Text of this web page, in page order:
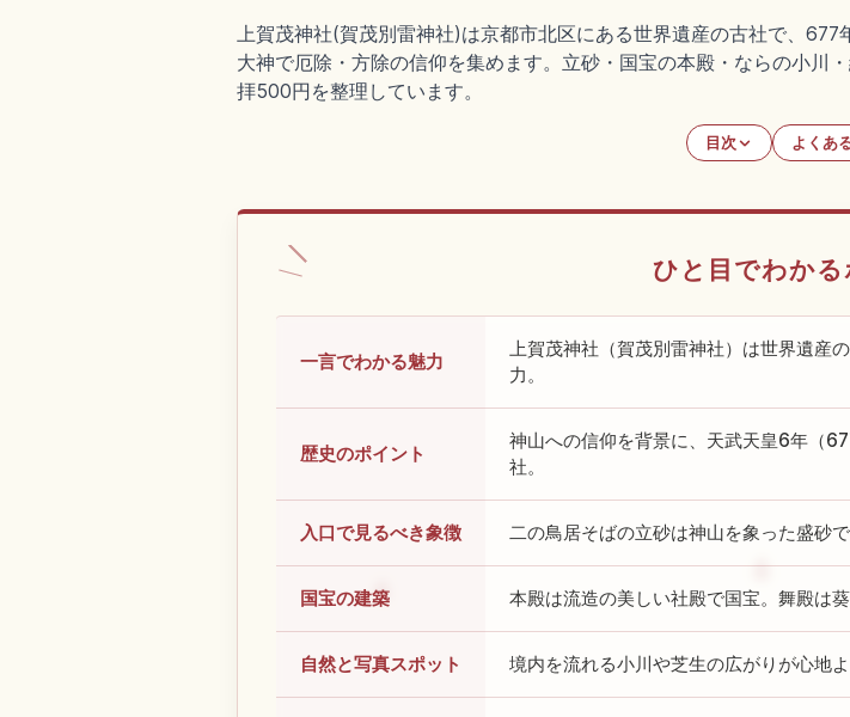
上賀茂神社(賀茂別雷神社)は京都市北区にある世界遺産の古社で、
大神で厄除・方除の信仰を集めます。立砂・国宝の本殿・ならの小川
拝500円を整理しています。
目次 よくあ
ひと目でわかる
一言でわかる魅力
上賀茂神社（賀茂別雷神社）は世界遺産
力。
歴史のポイント
神山への信仰を背景に、天武天皇6年（
社。
入口で見るべき象徴 二の鳥居そばの立砂は神山を象った盛砂
国宝の建築 本殿は流造の美しい社殿で国宝。舞殿は
自然と写真スポット 境内を流れる小川や芝生の広がりが心地